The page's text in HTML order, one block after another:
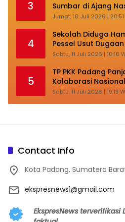
3
Sumbar di Ajang
SMP
Jumat, 10 Juli 2026 | 20:51
4
Sekolah Diduga
Pessel Usut
Sabtu, 11 Juli 2026 | 10:16
5
TP PKK Padang
Kolaborasi
Keluarga
Sabtu, 11 Juli 2026 | 19:19
Contact Info
Kota Padang, Sumatera
ekspresnews1@gmail.com
EkspresNews terverifikasi